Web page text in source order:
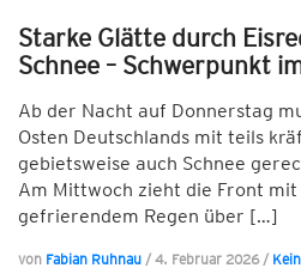
Starke Glätte durch
Schnee – Schwerpunkt
Ab der Nacht auf Donnerstag
Osten Deutschlands mit teils
gebietsweise auch Schnee
Am Mittwoch zieht die Front mit
gefrierendem Regen über […]
von Fabian Ruhnau / 4. Februar 2026/